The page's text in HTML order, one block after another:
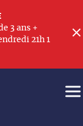
3 ans +
21h 1